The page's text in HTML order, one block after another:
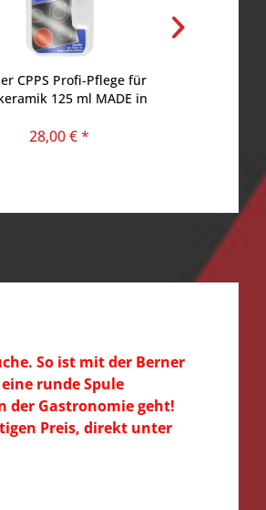
CPPS Profi-Pflege für
125 ml MADE in
28,00 € *
So ist mit der Berner
runde Spule
der Gastronomie geht!
Preis, direkt unter